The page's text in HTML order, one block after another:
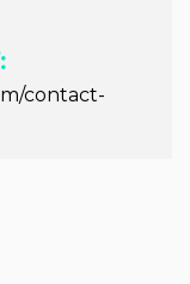
contact-